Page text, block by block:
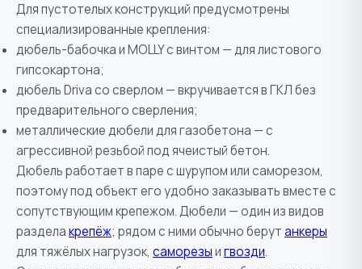
Для пустотелых конструкций предусмотрены
специализированные крепления:
дюбель-бабочка и MOLLY с винтом — для листового
гипсокартона;
дюбель Driva со сверлом — вкручивается в ГКЛ без
предварительного сверления;
металлические дюбели для газобетона — с
агрессивной резьбой под ячеистый бетон.
Дюбель работает в паре с шурупом или саморезом,
поэтому под объект его удобно заказывать вместе с
сопутствующим крепежом. Дюбели — один из видов
разделакрепёж; рядом с ними обычно берутанкеры
для тяжёлых нагрузок, саморезыигвозди.